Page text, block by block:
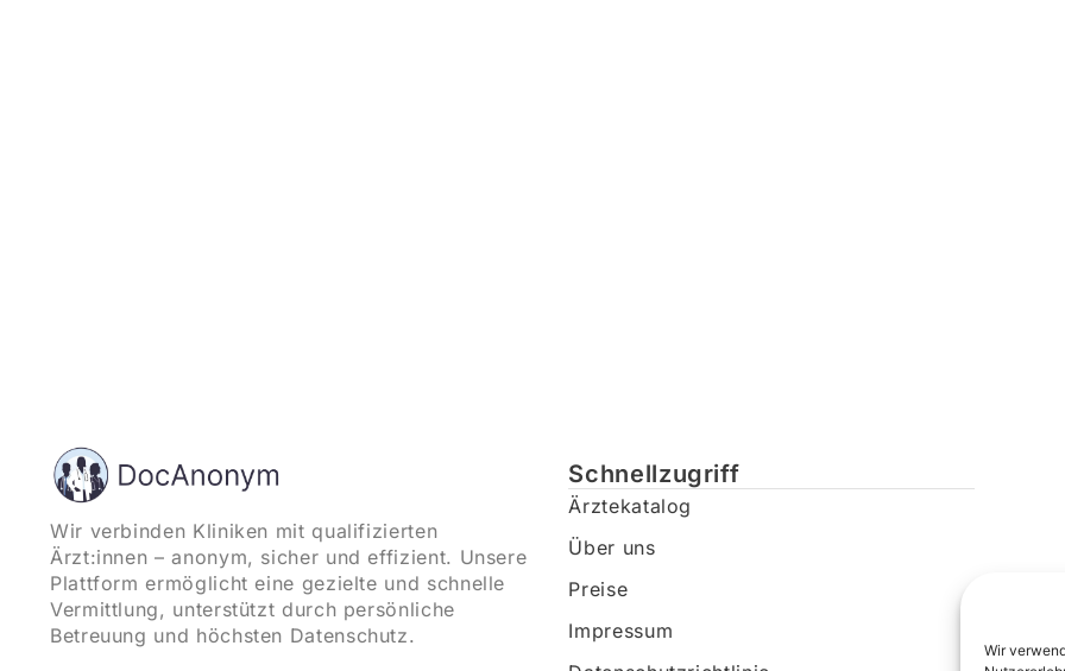
Wir
Wir verbinden Kliniken mit qualifizierten
Ärzt:innen – anonym, sicher und effizient. Unsere
Plattform ermöglicht eine gezielte und schnelle
Vermittlung, unterstützt durch persönliche
Betreuung und höchsten Datenschutz.
Schnellzugriff
Ärztekatalog
Über uns
Preise
Impressum